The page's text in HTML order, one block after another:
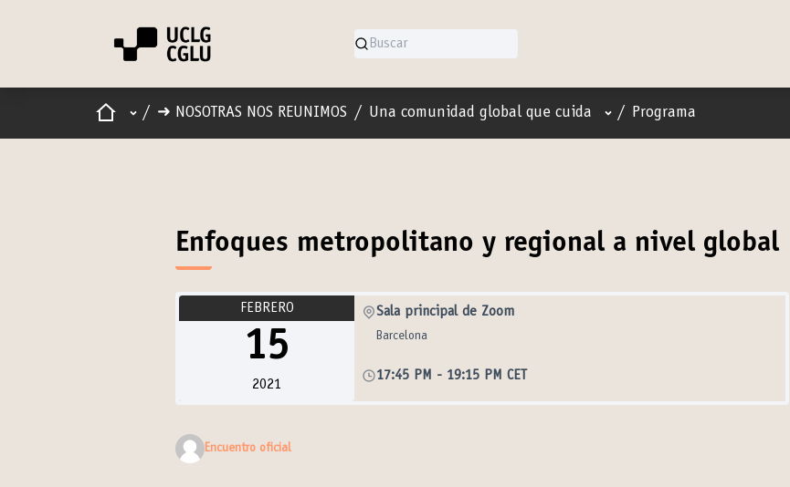
InicioMenú principal
/ ➜ NOSOTRAS NOS REUNIMOS / Una comunidad global que cuida Menú de usuario
/ Programa
Enfoques metropolitano y regional a nivel global
FEBRERO
15
2021
Sala principal de Zoom
Barcelona
17:45 PM - 19:15 PM CET
Encuentro oficial